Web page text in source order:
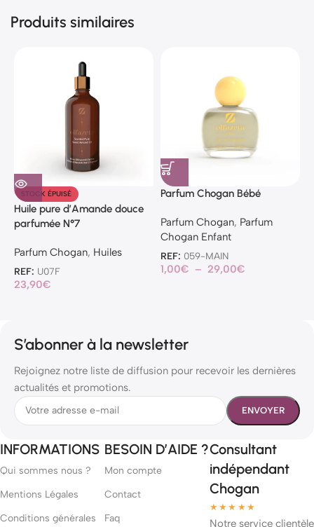
Produits similaires
STOCK ÉPUISÉ
Huile pure d’Amande douce
parfumée N°7
Parfum Chogan, Huiles
REF: U07F
23,90€
Parfum Chogan Bébé
Parfum Chogan, Parfum
Chogan Enfant
REF: 059-MAIN
1,00€ – 29,00€
S’abonner à la newsletter
Rejoignez notre liste de diffusion pour recevoir les dernières
actualités et promotions.
INFORMATIONS
Qui sommes nous ?
Mentions Légales
Conditions générales
BESOIN D’AIDE ?
Mon compte
Contact
Faq
Consultant
indépendant
Chogan
★★★★★
Notre service clientèle